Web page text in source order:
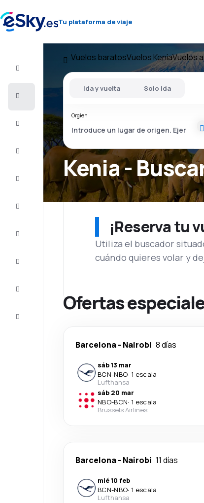
Tu plataforma de viaje
Vacaciones
Escapadas
Vuelos baratosVuelos KeniaVuelos
Kenia -
Ida y vuelta Solo ida
Orgien
¡Reserva tu
Utiliza el buscador
cuándo quieres volar y
Ofertas
Barcelona- Nairobi 8 días
sáb 13 mar
BCN-NBO· 1 escala
Lufthansa
sáb 20 mar
NBO-BCN· 1 escala
Brussels Airlines
Barcelona- Nairobi 11 días
mié 10 feb
BCN-NBO· 1 escala
Lufthansa